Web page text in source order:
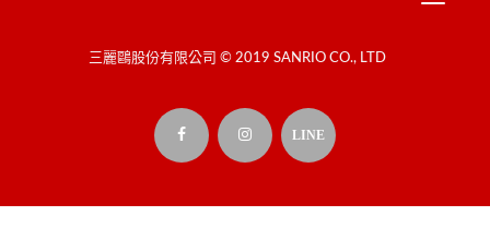
三麗鷗股份有限公司 © 2019 SANRIO CO., LTD